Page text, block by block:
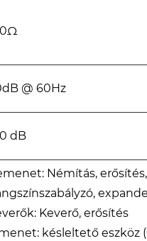
@ 60Hz
dB
Némítás,
Keverő, erősítés
késleltető eszköz